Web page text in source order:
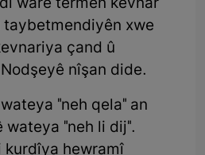
warê termên kevnar
xwe
çand û
nîşan dide.
"neh qela" an
wateya "neh li dij".
kurdîya hewramî